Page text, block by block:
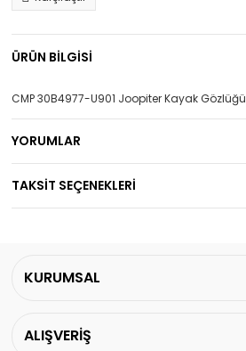
ÜRÜN BİLGİSİ
CMP 30B4977-U901 Joopiter Kayak Gözlüğü
YORUMLAR
TAKSİT SEÇENEKLERİ
KURUMSAL
ALIŞVERİŞ